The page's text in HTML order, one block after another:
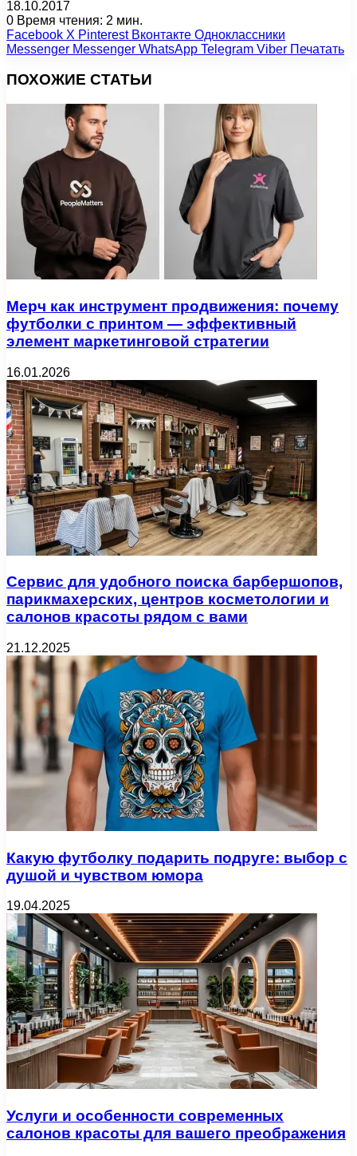
18.10.2017
0 Время чтения: 2 мин.
Facebook X Pinterest Вконтакте Одноклассники
Messenger Messenger WhatsApp Telegram Viber Печатать
ПОХОЖИЕ СТАТЬИ
Мерч как инструмент продвижения: почему
футболки с принтом — эффективный
элемент маркетинговой стратегии
16.01.2026
Сервис для удобного поиска барбершопов,
парикмахерских, центров косметологии и
салонов красоты рядом с вами
21.12.2025
Какую футболку подарить подруге: выбор с
душой и чувством юмора
19.04.2025
Услуги и особенности современных
салонов красоты для вашего преображения